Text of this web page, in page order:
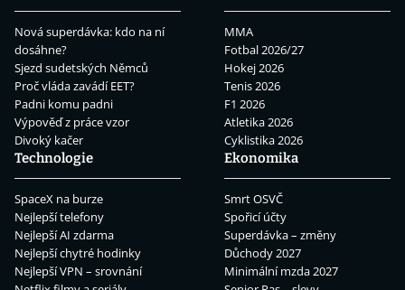
Nová superdávka: kdo na ní
dosáhne?
Sjezd sudetských Němců
Proč vláda zavádí EET?
Padni komu padni
Výpověď z práce vzor
Divoký kačer
MMA
Fotbal 2026/27
Hokej 2026
Tenis 2026
F1 2026
Atletika 2026
Cyklistika 2026
Technologie
SpaceX na burze
Nejlepší telefony
Nejlepší AI zdarma
Nejlepší chytré hodinky
Nejlepší VPN – srovnání
Ekonomika
Smrt OSVČ
Spořicí účty
Superdávka – změny
Důchody 2027
Minimální mzda 2027